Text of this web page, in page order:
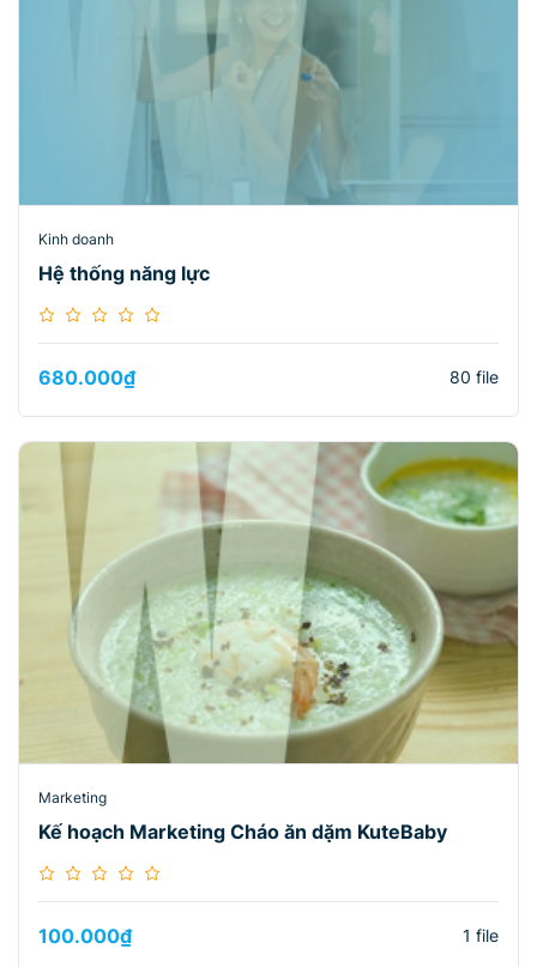
Kinh doanh
Hệ thống năng lực
680.000₫ 80 file
Marketing
Kế hoạch Marketing Cháo ăn dặm KuteBaby
100.000₫ 1 file